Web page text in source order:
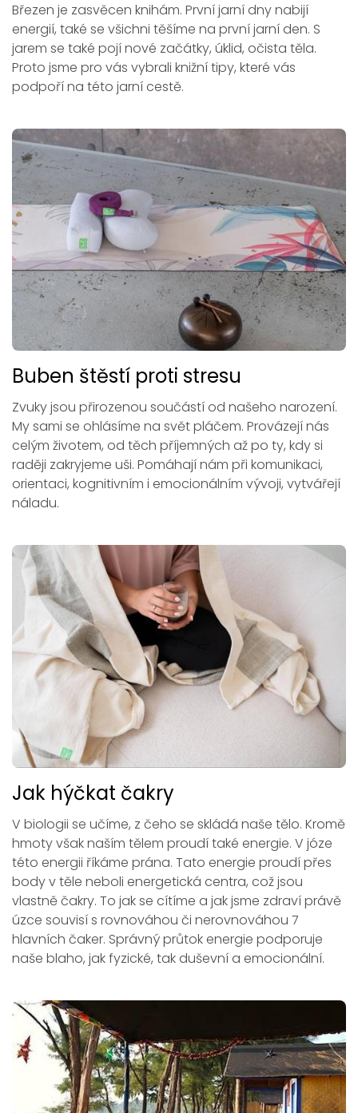
Březen je zasvěcen knihám. První jarní dny nabijí
energií, také se všichni těšíme na první jarní den. S
jarem se také pojí nové začátky, úklid, očista těla.
Proto jsme pro vás vybrali knižní tipy, které vás
podpoří na této jarní cestě.
Buben štěstí proti stresu
Zvuky jsou přirozenou součástí od našeho narození.
My sami se ohlásíme na svět pláčem. Provázejí nás
celým životem, od těch příjemných až po ty, kdy si
raději zakryjeme uši. Pomáhají nám při komunikaci,
orientaci, kognitivním i emocionálním vývoji, vytvářejí
náladu.
Jak hýčkat čakry
V biologii se učíme, z čeho se skládá naše tělo. Kromě
hmoty však naším tělem proudí také energie. V józe
této energii říkáme prána. Tato energie proudí přes
body v těle neboli energetická centra, což jsou
vlastně čakry. To jak se cítíme a jak jsme zdraví právě
úzce souvisí s rovnováhou či nerovnováhou 7
hlavních čaker. Správný průtok energie podporuje
naše blaho, jak fyzické, tak duševní a emocionální.